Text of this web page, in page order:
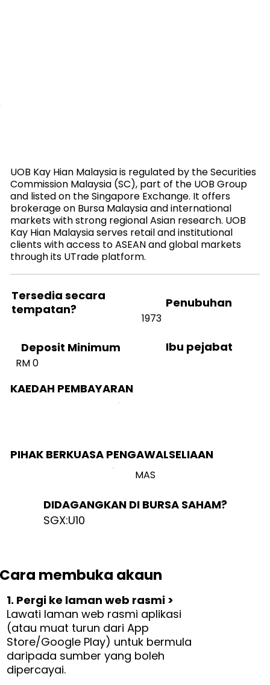
UOB Kay Hian Malaysia is regulated by the Securities
Commission Malaysia (SC), part of the UOB Group
and listed on the Singapore Exchange. It offers
brokerage on Bursa Malaysia and international
markets with strong regional Asian research. UOB
Kay Hian Malaysia serves retail and institutional
clients with access to ASEAN and global markets
through its UTrade platform.
Tersedia secara
tempatan?
Penubuhan
1973
Deposit Minimum
RM 0
Ibu pejabat
KAEDAH PEMBAYARAN
PIHAK BERKUASA PENGAWALSELIAAN
MAS
DIDAGANGKAN DI BURSA SAHAM?
SGX:U10
Cara membuka akaun
1. Pergi ke laman web rasmi >
Lawati laman web rasmi aplikasi
(atau muat turun dari App
Store/Google Play) untuk bermula
daripada sumber yang boleh
dipercayai.